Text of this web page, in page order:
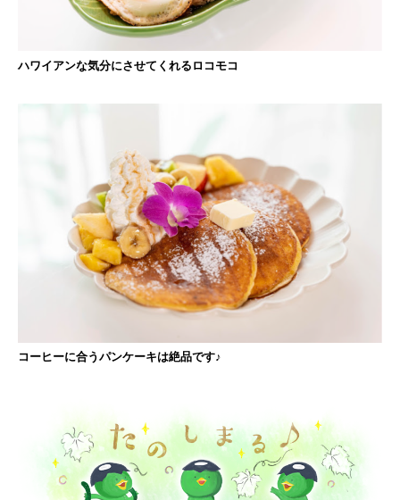
ハワイアンな気分にさせてくれるロコモコ
コーヒーに合うパンケーキは絶品です♪